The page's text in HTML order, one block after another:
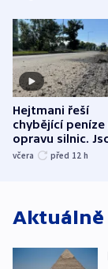
Hejtmani řeší
chybějící peníze
opravu silnic.
nenárokové,
včera před 12 h